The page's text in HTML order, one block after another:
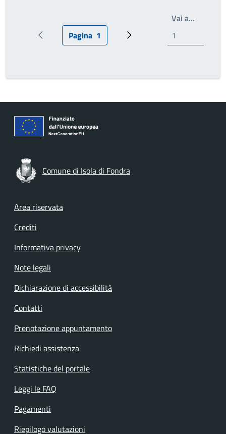
Pagina precedentePagina attuale
Pagina 1 Prossima pagina
Vai a…
Comune di Isola di Fondra
Footer menu
Area riservata
Crediti
Informativa privacy
Note legali
Dichiarazione di accessibilità
Contatti
Prenotazione appuntamento
Richiedi assistenza
Statistiche del portale
Leggi le FAQ
Pagamenti
Riepilogo valutazioni